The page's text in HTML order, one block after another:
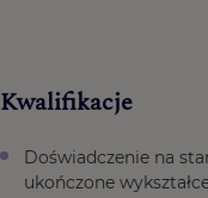
Kwalifikacje
Doświadczenie na
ukończone